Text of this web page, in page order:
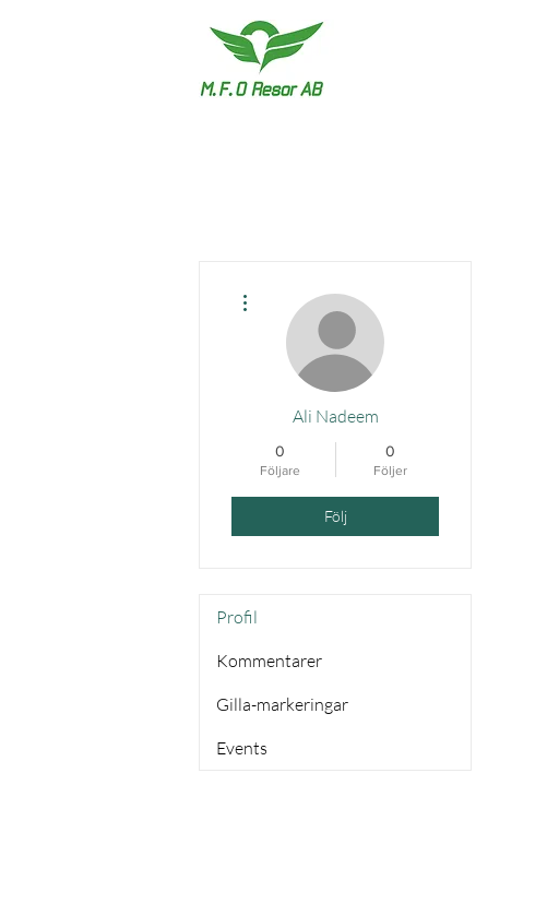
Ali Nadeem
0
Följare
0
Följer
Följ
Profil
Kommentarer
Gilla-markeringar
Events